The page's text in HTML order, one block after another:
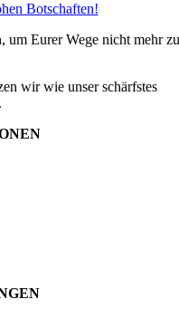
Botschaften!
um Eurer Wege nicht mehr zu
wir wie unser schärfstes